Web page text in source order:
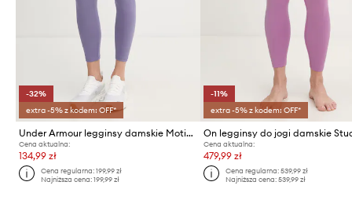
-32%
extra -5% z kodem: OFF*
Under Armour legginsy damskie Motion
Cena aktualna:
134,99 zł
Cena regularna:199,99 zł
Najniższa cena:199,99 zł
-11%
extra -5% z kodem: OFF*
On legginsy do jogi damskie
Cena aktualna:
479,99 zł
Cena regularna: 539,99 zł
Najniższa cena: 539,99 zł